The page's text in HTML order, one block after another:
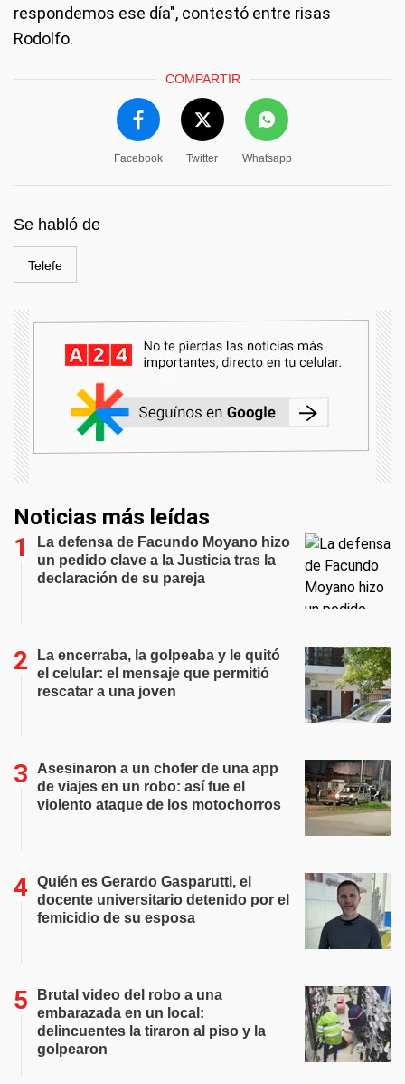
respondemos ese día", contestó entre risas
Rodolfo.
COMPARTIR
Facebook Twitter Whatsapp
Se habló de
Telefe
Noticias más leídas
La defensa de Facundo Moyano hizo
un pedido clave a la Justicia tras la
declaración de su pareja
La encerraba, la golpeaba y le quitó
el celular: el mensaje que permitió
rescatar a una joven
Asesinaron a un chofer de una app
de viajes en un robo: así fue el
violento ataque de los motochorros
Quién es Gerardo Gasparutti, el
docente universitario detenido por el
femicidio de su esposa
Brutal video del robo a una
embarazada en un local:
delincuentes la tiraron al piso y la
golpearon